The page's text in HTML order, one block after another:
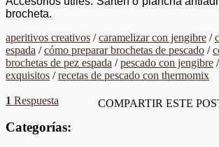
brocheta.
aperitivos creativos /caramelizar con jengibre /
espada /cómo preparar brochetas de pescado /
brochetas de pez espada /pescado con jengibre /
exquisitos /recetas de pescado con thermomix
1 Respuesta COMPARTIR ESTE
Categorías: